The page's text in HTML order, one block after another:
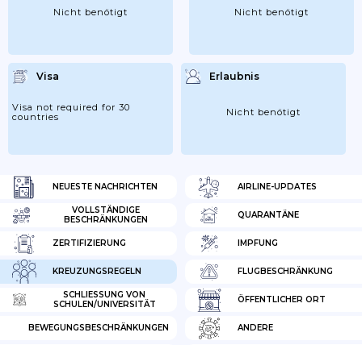
NEUESTE NACHRICHTEN AIRLINE-UPDATES
VOLLSTÄNDIGE
BESCHRÄNKUNGEN
QUARANTÄNE
ZERTIFIZIERUNG IMPFUNG
KREUZUNGSREGELN FLUGBESCHRÄNKUNG
SCHLIESSUNG VON S
CHULEN/UNIVERSITÄT
ÖFFENTLICHER ORT
BEWEGUNGSBESCHRÄNKUNGEN ANDERE
Nicht benötigt Nicht benötigt
Visa
Visa not required for 30
countries
Erlaubnis
Nicht benötigt